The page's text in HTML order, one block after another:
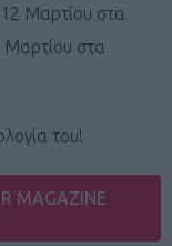
Μαρτίου στα
στα
του!
MAGAZINE